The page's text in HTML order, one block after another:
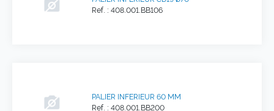
Ref. : 408.001.BB106
PALIER INFERIEUR 60 MM
Ref. : 408.001.BB200